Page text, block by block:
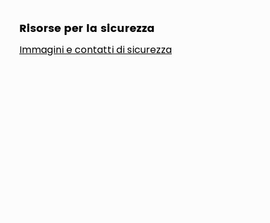
Risorse per la sicurezza
Immagini e contatti di sicurezza